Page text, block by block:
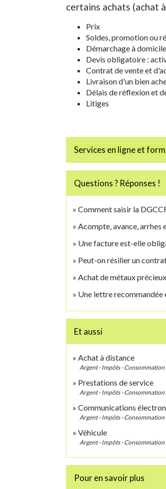
certains achats (achat
Prix
Soldes, promotion ou
Démarchage à domicile
Devis obligatoire :
Contrat de vente et
Livraison d'un bien
Délais de réflexion et
Litiges
Services en ligne et
Questions ? Réponses !
Comment saisir la
Acompte, avance, arrhes
Une facture est-elle
Peut-on résilier un
Achat de métaux
Une lettre recommandée
Et aussi
Achat à distance
Argent - Impôts - Consommation
Prestations de service
Argent - Impôts - Consommation
Communications
Argent - Impôts - Consommation
Véhicule
Argent - Impôts - Consommation
Pour en savoir plus